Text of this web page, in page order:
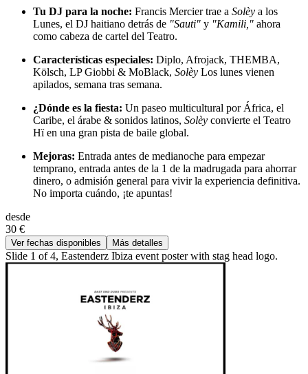
Tu DJ para la noche: Francis Mercier trae a Solèy a los
Lunes, el DJ haitiano detrás de "Sauti" y "Kamili," ahora
como cabeza de cartel del Teatro.
Características especiales: Diplo, Afrojack, THEMBA,
Kölsch, LP Giobbi & MoBlack, Solèy Los lunes vienen
apilados, semana tras semana.
¿Dónde es la fiesta: Un paseo multicultural por África, el
Caribe, el árabe & sonidos latinos, Solèy convierte el Teatro
Hï en una gran pista de baile global.
Mejoras: Entrada antes de medianoche para empezar
temprano, entrada antes de la 1 de la madrugada para ahorrar
dinero, o admisión general para vivir la experiencia definitiva.
No importa cuándo, ¡te apuntas!
desde
30 €
Ver fechas disponibles Más detalles
Slide 1 of 4, Eastenderz Ibiza event poster with stag head logo.